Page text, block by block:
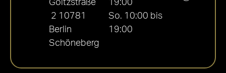
Goltzstraße
2 10781
Berlin
Schöneberg
19:00
So. 10:00 bis
19:00